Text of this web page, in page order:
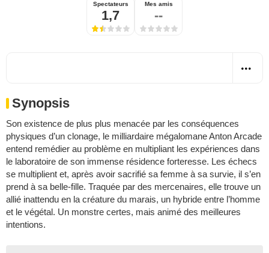
Spectateurs
1,7
Mes amis
--
Synopsis
Son existence de plus plus menacée par les conséquences
physiques d’un clonage, le milliardaire mégalomane Anton Arcade
entend remédier au problème en multipliant les expériences dans
le laboratoire de son immense résidence forteresse. Les échecs
se multiplient et, après avoir sacrifié sa femme à sa survie, il s’en
prend à sa belle-fille. Traquée par des mercenaires, elle trouve un
allié inattendu en la créature du marais, un hybride entre l’homme
et le végétal. Un monstre certes, mais animé des meilleures
intentions.